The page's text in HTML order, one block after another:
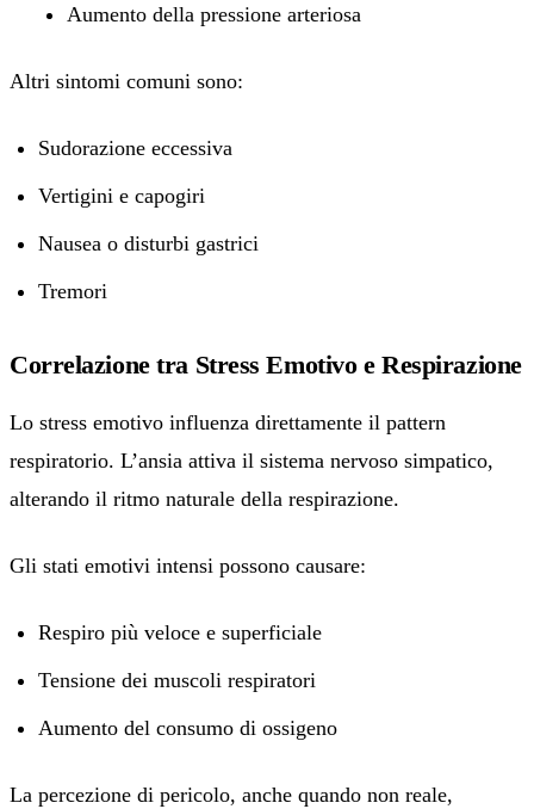
Aumento della pressione arteriosa
Altri sintomi comuni sono:
Sudorazione eccessiva
Vertigini e capogiri
Nausea o disturbi gastrici
Tremori
Correlazione tra Stress Emotivo e Respirazione
Lo stress emotivo influenza direttamente il pattern
respiratorio. L’ansia attiva il sistema nervoso simpatico,
alterando il ritmo naturale della respirazione.
Gli stati emotivi intensi possono causare:
Respiro più veloce e superficiale
Tensione dei muscoli respiratori
Aumento del consumo di ossigeno
La percezione di pericolo, anche quando non reale,